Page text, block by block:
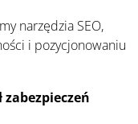
narzędzia SEO,
i pozycjonowaniu